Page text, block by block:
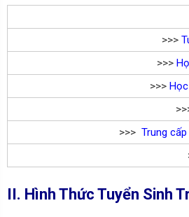
>>>
>>>
>>>
>>> Trung
II. Hình Thức Tuyển Sinh